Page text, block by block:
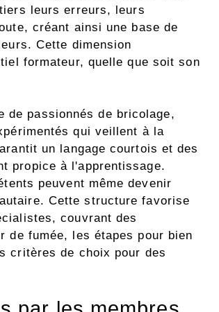
leurs erreurs, leurs
créant ainsi une base de
Cette dimension
formateur, quelle que soit son
de passionnés de bricolage,
qui veillent à la
un langage courtois et des
propice à l'apprentissage.
peuvent même devenir
Cette structure favorise
couvrant des
de fumée, les étapes pour bien
critères de choix pour des